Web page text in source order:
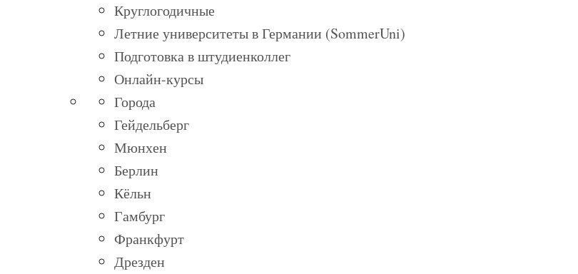
Круглогодичные
Летние университеты в Германии (SommerUni)
Подготовка в штудиенколлег
Онлайн-курсы
Города
Гейдельберг
Мюнхен
Берлин
Кёльн
Гамбург
Франкфурт
Дрезден